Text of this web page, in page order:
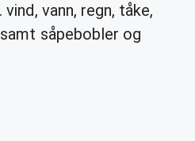
vann, regn, tåke,
såpebobler og